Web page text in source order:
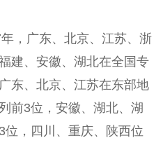
广东、北京、江苏、浙
建、安徽、湖北在全国专
东、北京、江苏在东部地
前3位，安徽、湖北、湖
，四川、重庆、陕西位